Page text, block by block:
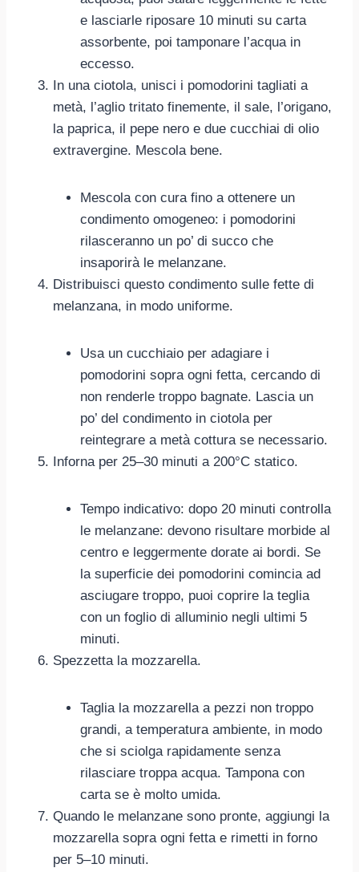
e lasciarle riposare 10 minuti su carta
assorbente, poi tamponare l’acqua in
eccesso.
In una ciotola, unisci i pomodorini tagliati a
metà, l’aglio tritato finemente, il sale, l’origano,
la paprica, il pepe nero e due cucchiai di olio
extravergine. Mescola bene.
Mescola con cura fino a ottenere un
condimento omogeneo: i pomodorini
rilasceranno un po’ di succo che
insaporirà le melanzane.
Distribuisci questo condimento sulle fette di
melanzana, in modo uniforme.
Usa un cucchiaio per adagiare i
pomodorini sopra ogni fetta, cercando di
non renderle troppo bagnate. Lascia un
po’ del condimento in ciotola per
reintegrare a metà cottura se necessario.
Inforna per 25–30 minuti a 200°C statico.
Tempo indicativo: dopo 20 minuti controlla
le melanzane: devono risultare morbide al
centro e leggermente dorate ai bordi. Se
la superficie dei pomodorini comincia ad
asciugare troppo, puoi coprire la teglia
con un foglio di alluminio negli ultimi 5
minuti.
Spezzetta la mozzarella.
Taglia la mozzarella a pezzi non troppo
grandi, a temperatura ambiente, in modo
che si sciolga rapidamente senza
rilasciare troppa acqua. Tampona con
carta se è molto umida.
Quando le melanzane sono pronte, aggiungi la
mozzarella sopra ogni fetta e rimetti in forno
per 5–10 minuti.